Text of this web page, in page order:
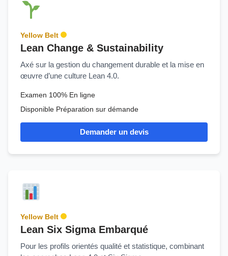
Yellow Belt
Lean Change & Sustainability
Axé sur la gestion du changement durable et la mise en
œuvre d’une culture Lean 4.0.
Examen 100% En ligne
Disponible Préparation sur démande
Demander un devis
Yellow Belt
Lean Six Sigma Embarqué
Pour les profils orientés qualité et statistique, combinant